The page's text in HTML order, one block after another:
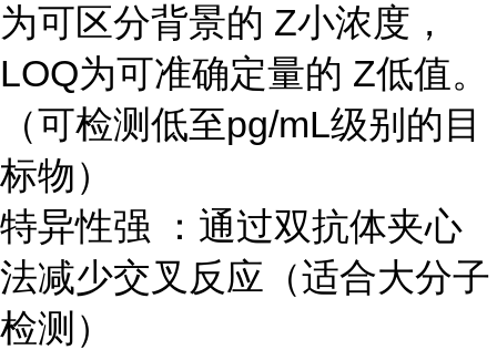
为可区分背景的 Z小浓度，
LOQ为可准确定量的 Z低值。
（可检测低至pg/mL级别的目
标物）
特异性强 ：通过双抗体夹心
法减少交叉反应（适合大分子
检测）